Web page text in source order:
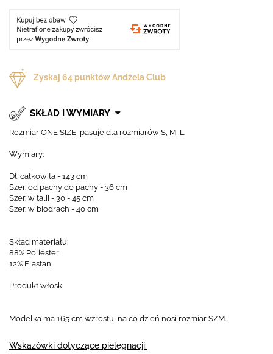
Zyskaj 64 punktów Andżela Club
SKŁAD I WYMIARY
Rozmiar ONE SIZE, pasuje dla rozmiarów S, M, L
Wymiary:
Dł. całkowita - 143 cm
Szer. od pachy do pachy - 36 cm
Szer. w talii - 30 - 45 cm
Szer. w biodrach - 40 cm
Skład materiału:
88% Poliester
12% Elastan
Produkt włoski
Modelka ma 165 cm wzrostu, na co dzień nosi rozmiar S/M.
Wskazówki dotyczące pielęgnacji: